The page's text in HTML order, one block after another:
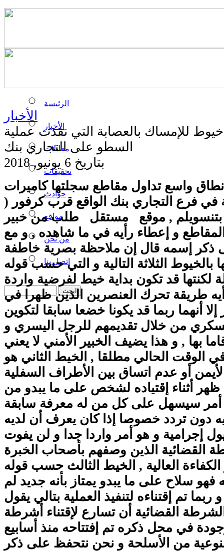
الرئيسة
الأخبار
مقابلات
تحقيقات
حوادث
مواقع
من نحن
اتصل بنا
الأخبار
خيوط للإمساك بالعصابة التي نفذت عملية
السطو على التجاري بنك
بتاريخ 6 يونيو, 2018
نطاق واسع تداول مقاطع سجلتها كاميرات
في فرع التجاري بنك الواقع قرب كرفور (
) بتنسويلم , موقع مستقل طلب من خبير
و إعطاء رأيه في ما شاهده , و مع
ذكر إسمه قال إن ملاحظة بصرية خاطفة
الثلاثة التالية و التي حسب قوله
لكنتها قد تكون بداية خيط لفرضية واردة
طريقة تحرك العنصرين الذين ظهرا في
أنهما ربما قد يكونا خضعا سابقا لتكوين
من خلال تقديمهم للرجل اليسري و
بها , و هذا يضيف الخبير الأمني لا يعني
الوقت الحالي مطلقا , الخيط الثاني هو
أو عدم اتساق بين الأطراف السفلية
ظهر أثناء إقتياده لشخص على ما يبدو من
أمر سيسهل على كل من له معرفة سابقة
دون تردد خصوصا إذا كان يعرف أن لديه
إجرامية و هو أمر واردا جدا و لن يفوت
القضائية الذين وصفهم بأصحاب الخبرة
الكفاءة العالية , الخيط الثالث حسب قوله
فهو سلاح على ما يبدو يمتاز بأنه جديد لم
تم إقتناءه لتنفيذ العملية بتالي يقول
القضائية أن تسارع لإقتناء أشرطة
في محل ذكره تم إفتتاحه منذ أسابيع
من الأسلحة و نحن نتحفظ على ذكر